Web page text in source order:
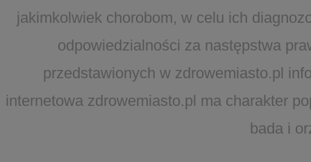
jakimkolwiek chorobom, w celu ich
odpowiedzialności za następstwa
przedstawionych w zdrowemiasto.pl
internetowa zdrowemiasto.pl ma charakter
bada i